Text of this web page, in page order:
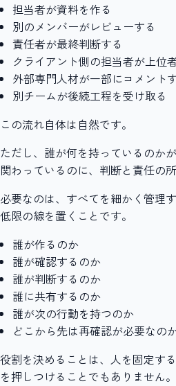
担当者が資料を作る
別のメンバーがレビューする
責任者が最終判断する
クライアント側の担当者が上位
外部専門人材が一部にコメント
別チームが後続工程を受け取る
この流れ自体は自然です。
ただし、誰が何を持っているのか
関わっているのに、判断と責任の
必要なのは、すべてを細かく管理
低限の線を置くことです。
誰が作るのか
誰が確認するのか
誰が判断するのか
誰に共有するのか
誰が次の行動を持つのか
どこから先は再確認が必要なの
役割を決めることは、人を固定す
を押しつけることでもありません。